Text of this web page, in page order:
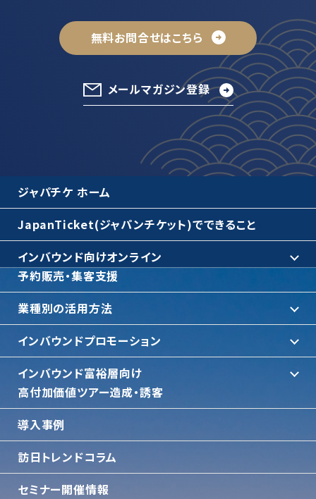
無料お問合せはこちら
メールマガジン登録
ジャパチケ ホーム
JapanTicket(ジャパンチケット)でできること
インバウンド向けオンライン
予約販売・集客支援
業種別の活用方法
インバウンドプロモーション
インバウンド富裕層向け
⾼付加価値ツアー造成・誘客
導入事例
訪日トレンドコラム
セミナー開催情報